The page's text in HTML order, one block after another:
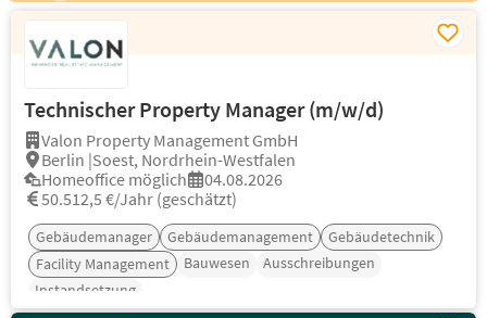
Technischer Property Manager (m/w/d)
Valon Property Management GmbH
Berlin |Soest, Nordrhein-Westfalen
Homeoffice möglich
04.08.2026
50.512,5 €/Jahr (geschätzt)
Gebäudemanager Gebäudemanagement
Gebäudetechnik
Facility Management
Bauwesen
Ausschreibungen
Instandsetzung